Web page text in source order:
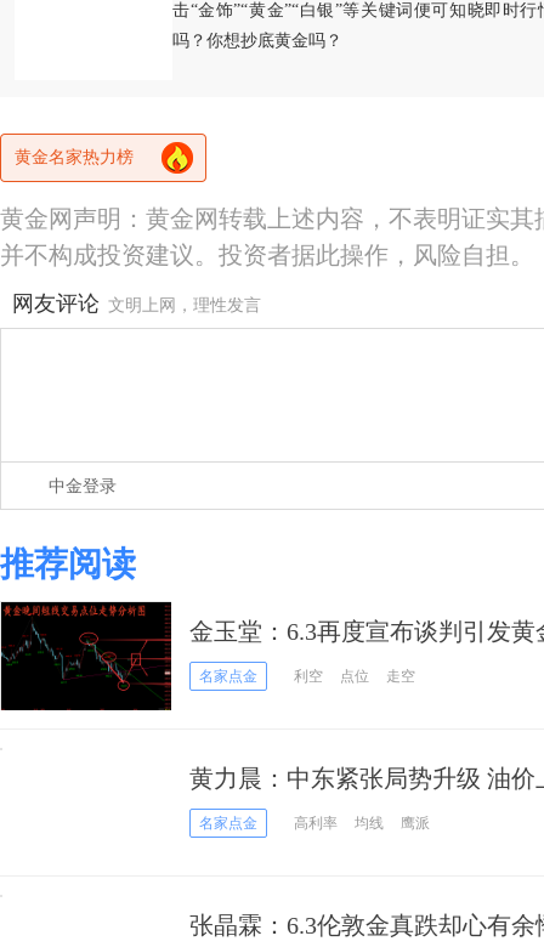
击“金饰”“黄金”“白银”等关键词便可知晓即时
吗？你想抄底黄金吗？
黄金名家热力榜
黄金网声明：黄金网转载上述内容，不表明证实
并不构成投资建议。投资者据此操作，风险自担。
网友评论 文明上网，理性发言
中金登录
推荐阅读
金玉堂：6.3再度宣布谈判引发
提前布局
名家点金 利空 点位 走空
黄力晨：中东紧张局势升级 油价
名家点金 高利率 均线 鹰派
张晶霖：6.3伦敦金真跌却心有